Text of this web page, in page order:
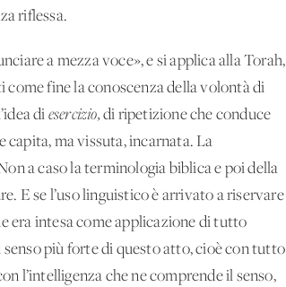
riflessa.
a mezza voce», e si applica alla Torah,
fine la conoscenza della volontà di
di esercizio,di ripetizione che conduce
capita, ma vissuta, incarnata. La
a caso la terminologia biblica e poi della
E se l’uso linguistico è arrivato a riservare
era intesa come applicazione di tutto
senso più forte di questo atto, cioè con tutto
l’intelligenza che ne comprende il senso,